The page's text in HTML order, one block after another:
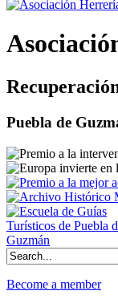
Puebla de
Become a member